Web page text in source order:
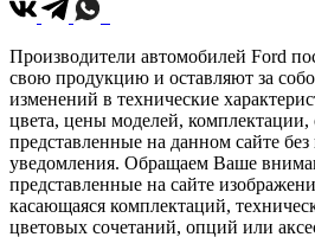
Производители автомобилей Ford
свою продукцию и оставляют за
изменений в технические
цвета, цены моделей,
представленные на данном сайте без
уведомления. Обращаем Ваше
представленные на сайте
касающаяся комплектаций,
цветовых сочетаний, опций или